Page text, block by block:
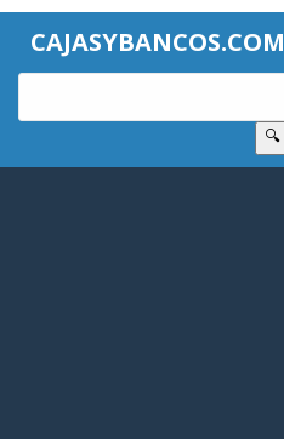
CAJASYBANCOS.COM
🔍